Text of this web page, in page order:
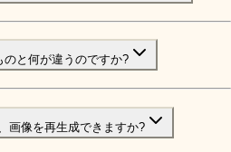
と何が違うのですか?
画像を再生成できますか?